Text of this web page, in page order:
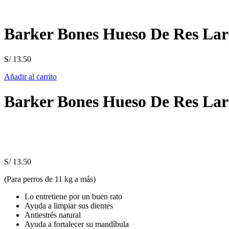
Barker Bones Hueso De Res
S/13.50
Añadir al carrito
Barker Bones Hueso De Res
S/13.50
(Para perros de 11 kg a más)
Lo entretiene por un buen rato
Ayuda a limpiar sus dientes
Antiestrés natural
Ayuda a fortalecer su mandíbula